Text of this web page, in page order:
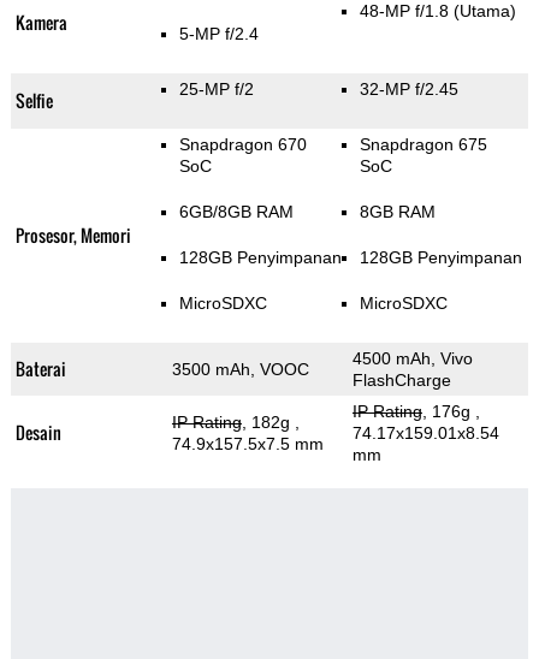
Kamera 5-MP f/2.4
48-MP f/1.8 (Utama)
Selfie 25-MP f/2 32-MP f/2.45
Prosesor, Memori
Snapdragon 670
SoC
6GB/8GB RAM
128GB Penyimpanan
MicroSDXC
Snapdragon 675
SoC
8GB RAM
128GB Penyimpanan
MicroSDXC
Baterai 3500 mAh, VOOC
4500 mAh, Vivo
FlashCharge
Desain IP Rating, 182g
74.9x157.5x7.5 mm
IP Rating, 176g
74.17x159.01x8.54
mm